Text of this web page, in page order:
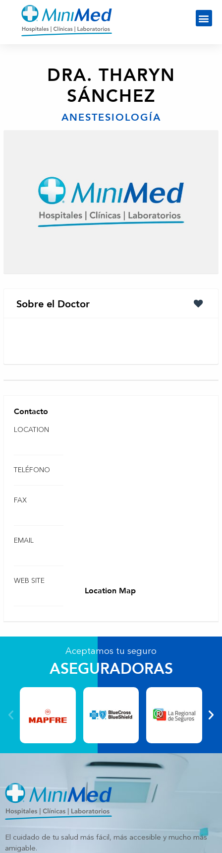
DRA. THARYN
SÁNCHEZ
ANESTESIOLOGÍA
Sobre el Doctor
Contacto
LOCATION
TELÉFONO
FAX
EMAIL
WEB SITE
Location Map
Aceptamos tu seguro
ASEGURADORAS
El cuidado de tu salud más fácil, más accesible y mucho más
amigable.